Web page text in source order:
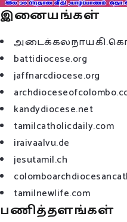
இனையங்கள்
battidiocese.org
jaffnarcdiocese.org
kandydiocese.net
tamilcatholicdaily.com
iraivaalvu.de
jesutamil.ch
tamilnewlife.com
பணித்தளங்கள்